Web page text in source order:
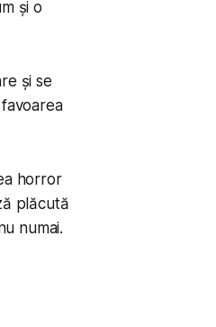
și o
și se
horror
plăcută
numai.